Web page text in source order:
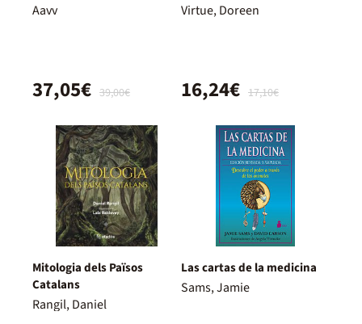
Aavv
39,00€
37,05€
Virtue, Doreen
17,10€
16,24€
Mitologia dels Països
Catalans
Rangil, Daniel
Las cartas de la medicina
Sams, Jamie